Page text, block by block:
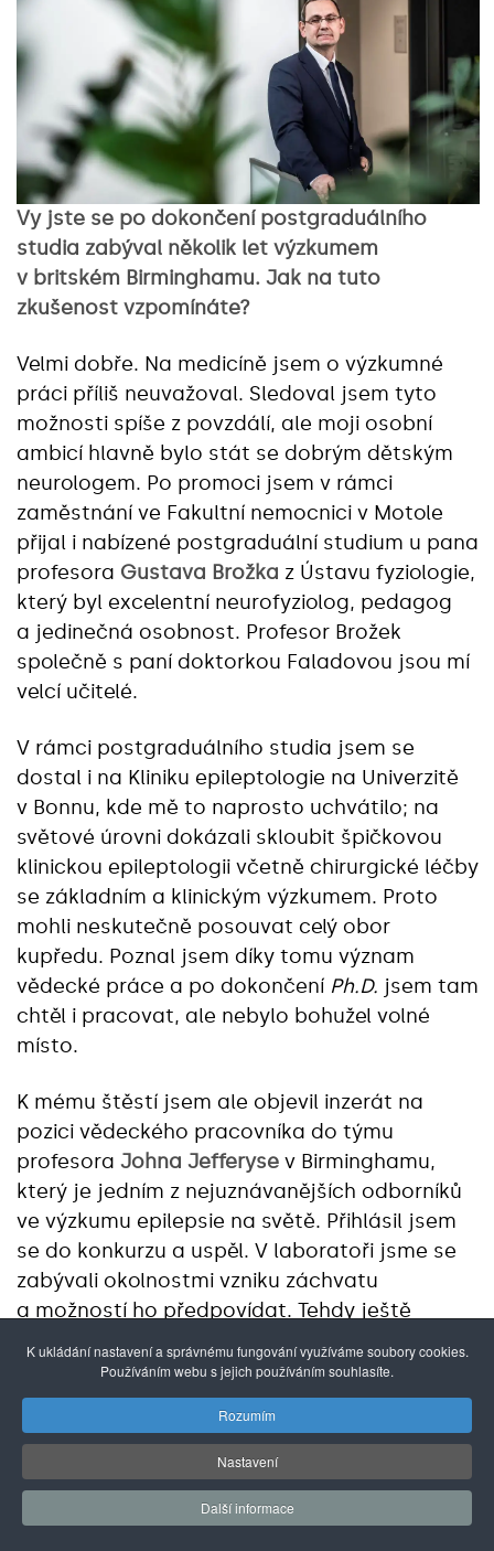
Vy jste se po dokončení postgraduálního
studia zabýval několik let výzkumem
v britském Birminghamu. Jak na tuto
zkušenost vzpomínáte?
Velmi dobře. Na medicíně jsem o výzkumné
práci příliš neuvažoval. Sledoval jsem tyto
možnosti spíše z povzdálí, ale moji osobní
ambicí hlavně bylo stát se dobrým dětským
neurologem. Po promoci jsem v rámci
zaměstnání ve Fakultní nemocnici v Motole
přijal i nabízené postgraduální studium u pana
profesora Gustava Brožka z Ústavu fyziologie,
který byl excelentní neurofyziolog, pedagog
a jedinečná osobnost. Profesor Brožek
společně s paní doktorkou Faladovou jsou mí
velcí učitelé.
V rámci postgraduálního studia jsem se
dostal i na Kliniku epileptologie na Univerzitě
v Bonnu, kde mě to naprosto uchvátilo; na
světové úrovni dokázali skloubit špičkovou
klinickou epileptologii včetně chirurgické léčby
se základním a klinickým výzkumem. Proto
mohli neskutečně posouvat celý obor
kupředu. Poznal jsem díky tomu význam
vědecké práce a po dokončení Ph.D. jsem tam
chtěl i pracovat, ale nebylo bohužel volné
místo.
K mému štěstí jsem ale objevil inzerát na
pozici vědeckého pracovníka do týmu
profesora Johna Jefferyse v Birminghamu,
který je jedním z nejuznávanějších odborníků
ve výzkumu epilepsie na světě. Přihlásil jsem
se do konkurzu a uspěl. V laboratoři jsme se
zabývali okolnostmi vzniku záchvatu
a možností ho předpovídat. Tehdy ještě
diagnostiky, jež by nám umožnily pochopit
konkrétní mechanismy. Navíc ještě
neexistovala myšlenka, že by snad náchylnost
k záchvatu mohla v průběhu času fluktuovat,
ale velký rozvoj tehdy naopak zaznamenalo
vyšetření
a snímání specifických oscilací
K ukládání nastavení a správnému fungování využíváme soubory cookies.
Používáním webu s jejich používáním souhlasíte.
Rozumím
Nastavení
Další informace